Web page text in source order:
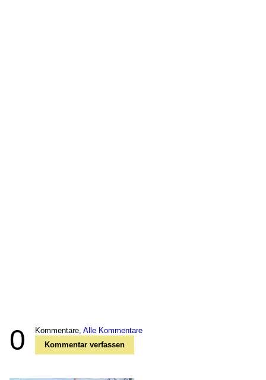
0 Kommentare, Alle Kommentare
Kommentar verfassen